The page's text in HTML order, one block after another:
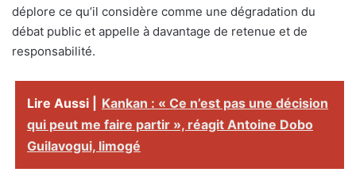
déplore ce qu’il considère comme une dégradation du
débat public et appelle à davantage de retenue et de
responsabilité.
Lire Aussi |
Kankan : « Ce n’est pas une décision
qui peut me faire partir », réagit Antoine Dobo
Guilavogui, limogé